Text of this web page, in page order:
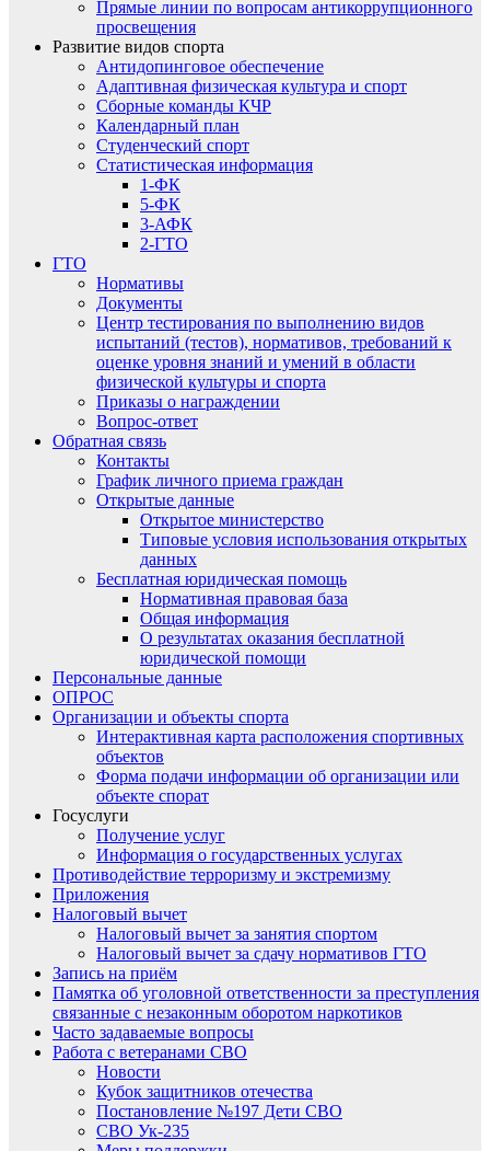
Прямые линии по вопросам антикоррупционного
просвещения
Развитие видов спорта
Антидопинговое обеспечение
Адаптивная физическая культура и спорт
Сборные команды КЧР
Календарный план
Студенческий спорт
Статистическая информация
1-ФК
5-ФК
3-АФК
2-ГТО
ГТО
Нормативы
Документы
Центр тестирования по выполнению видов
испытаний (тестов), нормативов, требований к
оценке уровня знаний и умений в области
физической культуры и спорта
Приказы о награждении
Вопрос-ответ
Обратная связь
Контакты
График личного приема граждан
Открытые данные
Открытое министерство
Типовые условия использования открытых
данных
Бесплатная юридическая помощь
Нормативная правовая база
Общая информация
О результатах оказания бесплатной
юридической помощи
Персональные данные
ОПРОС
Организации и объекты спорта
Интерактивная карта расположения спортивных
объектов
Форма подачи информации об организации или
объекте спорат
Госуслуги
Получение услуг
Информация о государственных услугах
Противодействие терроризму и экстремизму
Приложения
Налоговый вычет
Налоговый вычет за занятия спортом
Налоговый вычет за сдачу нормативов ГТО
Запись на приём
Памятка об уголовной ответственности за преступления
связанные с незаконным оборотом наркотиков
Часто задаваемые вопросы
Работа с ветеранами СВО
Новости
Кубок защитников отечества
Постановление №197 Дети СВО
СВО Ук-235